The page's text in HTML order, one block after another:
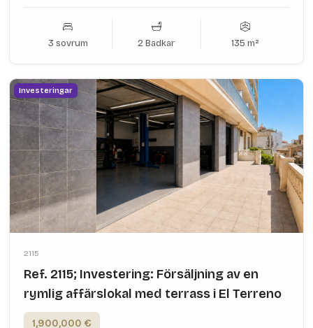
3 sovrum 2 Badkar 135 m²
Investeringar
2115
Ref. 2115; Investering: Försäljning av en
rymlig affärslokal med terrass i El Terreno
1,900,000 €